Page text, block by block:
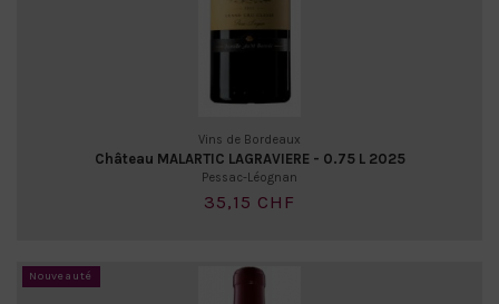
Vins de Bordeaux
Château MALARTIC LAGRAVIERE - 0.75 L 2025
Pessac-Léognan
35,15 CHF
Nouveauté